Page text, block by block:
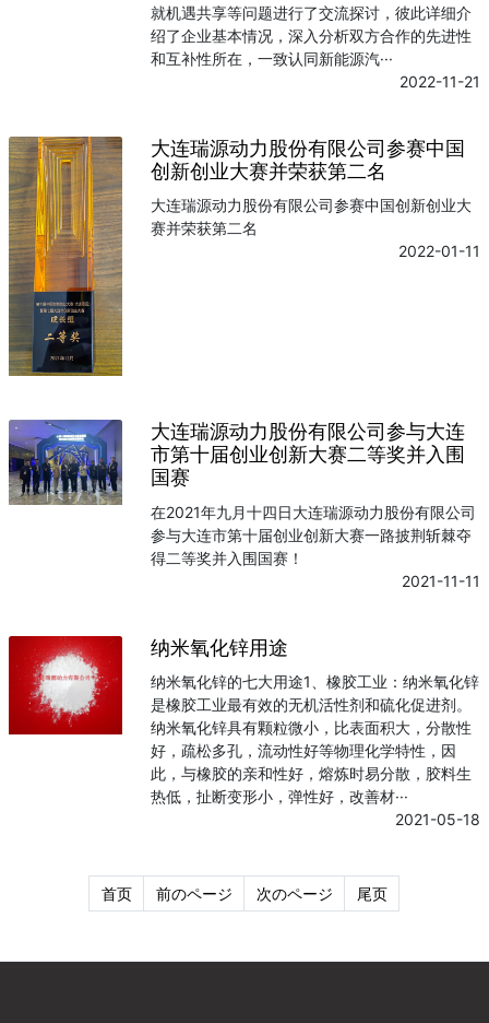
就机遇共享等问题进行了交流探讨，彼此详细介
绍了企业基本情况，深入分析双方合作的先进性
和互补性所在，一致认同新能源汽···
2022-11-21
大连瑞源动力股份有限公司参赛中国
创新创业大赛并荣获第二名
大连瑞源动力股份有限公司参赛中国创新创业大
赛并荣获第二名
2022-01-11
大连瑞源动力股份有限公司参与大连
市第十届创业创新大赛二等奖并入围
国赛
在2021年九月十四日大连瑞源动力股份有限公司
参与大连市第十届创业创新大赛一路披荆斩棘夺
得二等奖并入围国赛！
2021-11-11
纳米氧化锌用途
纳米氧化锌的七大用途1、橡胶工业：纳米氧化锌
是橡胶工业最有效的无机活性剂和硫化促进剂。
纳米氧化锌具有颗粒微小，比表面积大，分散性
好，疏松多孔，流动性好等物理化学特性，因
此，与橡胶的亲和性好，熔炼时易分散，胶料生
热低，扯断变形小，弹性好，改善材···
2021-05-18
首页 前のページ 次のページ 尾页